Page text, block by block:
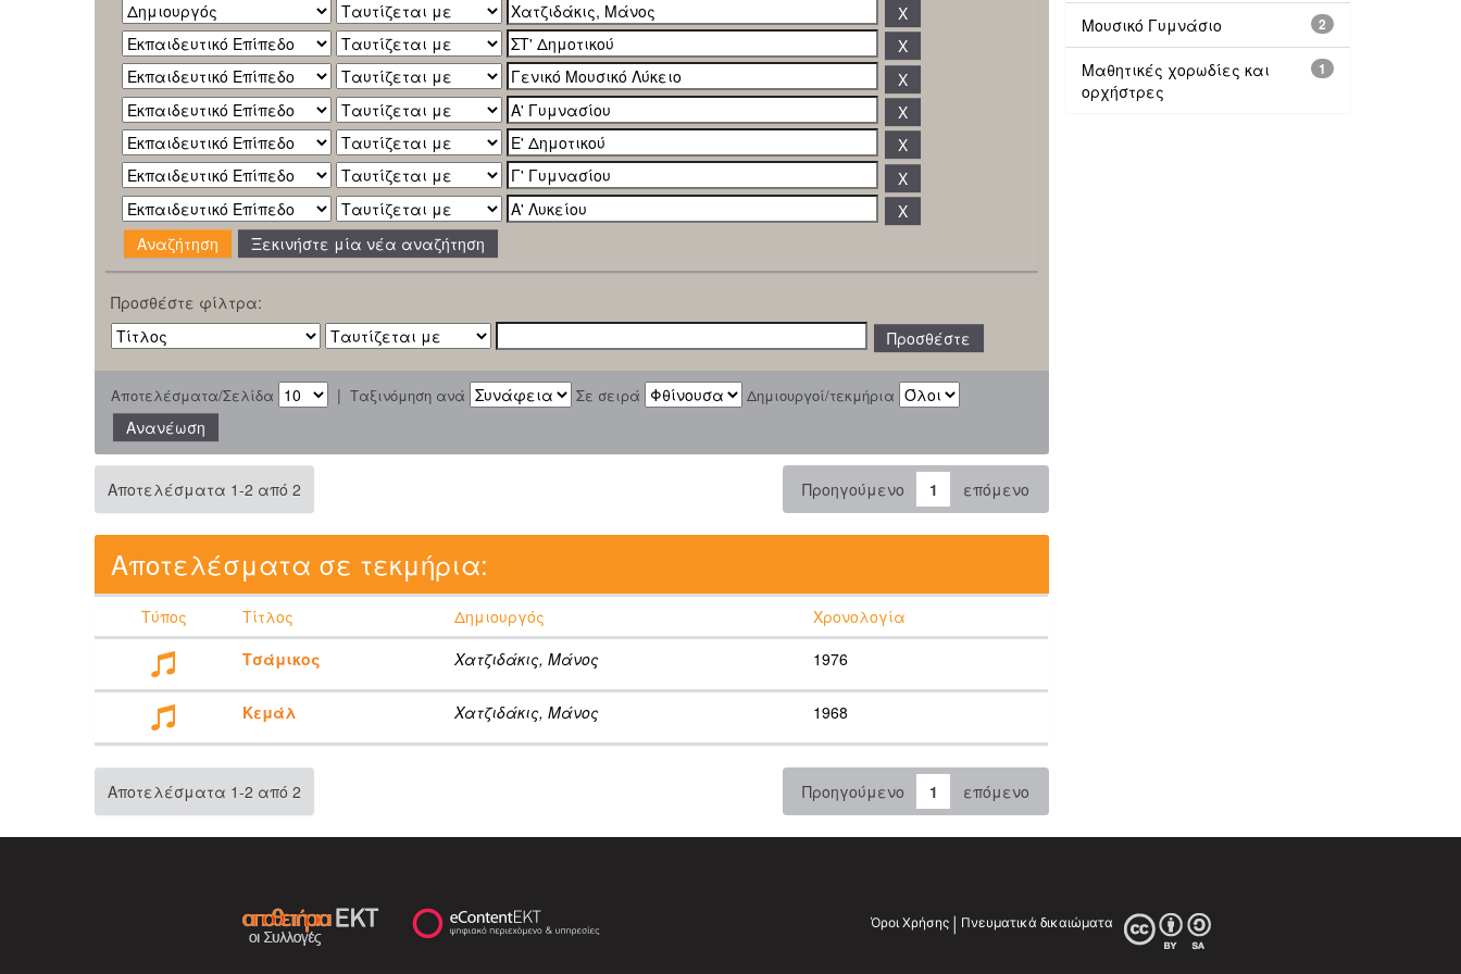
Ξεκινήστε μία νέα αναζήτηση
Προσθέστε φίλτρα:
Αποτελέσματα/Σελίδα | Ταξινόμηση ανά Σε σειρά Δημιουργοί/τεκμήρια
Αποτελέσματα 1-2 από 2 Προηγούμενο 1 επόμενο
Αποτελέσματα σε τεκμήρια:
Τύπος Τίτλος Δημιουργός
Χρονολογία
Τσάμικος
Χατζιδάκις, Μάνος 1976
Κεμάλ Χατζιδάκις, Μάνος 1968
Αποτελέσματα 1-2 από 2 Προηγούμενο 1 επόμενο
2
Μουσικό Γυμνάσιο
1
Μαθητικές χορωδίες και
ορχήστρες